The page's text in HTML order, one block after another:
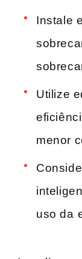
Instale
Utilize
menor
uso da